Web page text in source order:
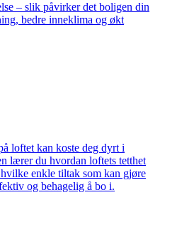
– slik påvirker det boligen din
bedre inneklima og økt
loftet kan koste deg dyrt i
lærer du hvordan loftets tetthet
enkle tiltak som kan gjøre
og behagelig å bo i.